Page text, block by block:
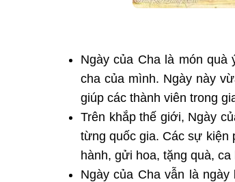
Ngày của Cha là món
cha của mình. Ngày này
giúp các thành viên trong
Trên khắp thế giới, Ngày
từng quốc gia. Các sự kiện
hành, gửi hoa, tặng quà,
Ngày của Cha vẫn là